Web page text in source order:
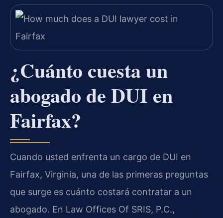
¿Cuánto cuesta un
abogado de DUI en
Fairfax?
Cuando usted enfrenta un cargo de DUI en
Fairfax, Virginia, una de las primeras preguntas
que surge es cuánto costará contratar a un
abogado. En Law Offices Of SRIS, P.C.,